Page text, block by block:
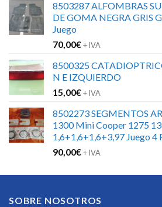
8503287 ALFOMBRAS
DE GOMA NEGRA GRIS
Juego
70,00€+ IVA
8500325
N E IZQUIERDO
15,00€+ IVA
8502273 SEGMENTOS
1300 Mini Cooper 1275
1,6+1,6+1,6+3,97 Juego 4
90,00€+ IVA
SOBRE NOSOTROS